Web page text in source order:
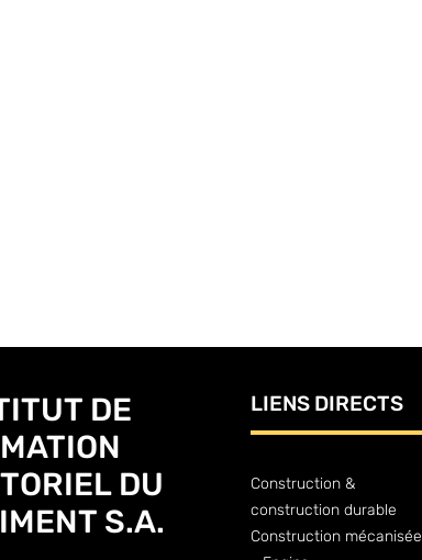
DE
DU
S.A.
LIENS DIRECTS
Construction &
construction durable
Construction mécanisée